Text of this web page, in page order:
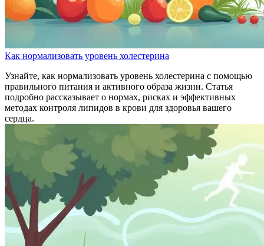
Как нормализовать уровень холестерина
Узнайте, как нормализовать уровень холестерина с помощью
правильного питания и активного образа жизни. Статья
подробно рассказывает о нормах, рисках и эффективных
методах контроля липидов в крови для здоровья вашего
сердца.